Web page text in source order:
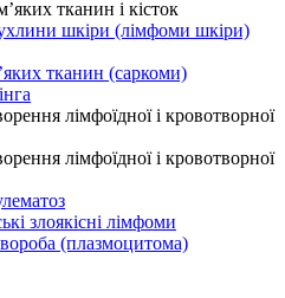
тканин і кісток
шкіри (лімфоми шкіри)
тканин (саркоми)
лімфоїдної і кровотворної
лімфоїдної і кровотворної
злоякісні лімфоми
(плазмоцитома)